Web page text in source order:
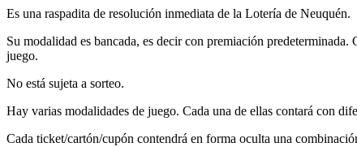
Es una raspadita de resolución inmediata de la Lotería de Neuquén.
Su modalidad es bancada, es decir con premiación
juego.
No está sujeta a sorteo.
Hay varias modalidades de juego. Cada una de ellas contará con
Cada ticket/cartón/cupón contendrá en forma oculta una